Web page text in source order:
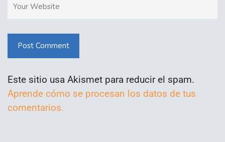
Post Comment
Este sitio usa Akismet para reducir el spam.
Aprende cómo se procesan los datos de tus
comentarios.